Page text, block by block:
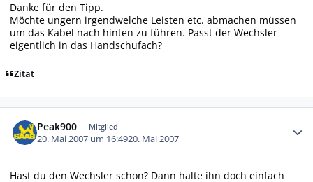
Danke für den Tipp.
Möchte ungern irgendwelche Leisten etc. abmachen müssen
um das Kabel nach hinten zu führen. Passt der Wechsler
eigentlich in das Handschufach?
Zitat
Peak900 Mitglied
20. Mai 2007 um 16:4920. Mai 2007
Hast du den Wechsler schon? Dann halte ihn doch einfach